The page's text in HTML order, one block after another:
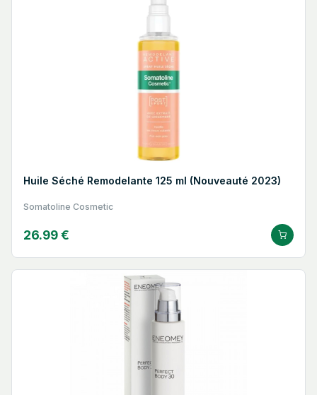
Huile Séché Remodelante 125 ml (Nouveauté 2023)
Somatoline Cosmetic
26.99 €